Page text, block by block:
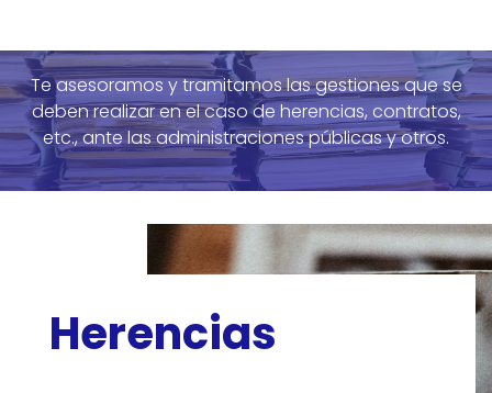
Noticias
Idioma
C. Brasil n.37 · Granollers
assessoria@cuesta-pol.com
Te asesoramos y tramitamos las gestiones que se
deben realizar en el caso de herencias, contratos,
etc., ante las administraciones públicas y otros.
Herencias